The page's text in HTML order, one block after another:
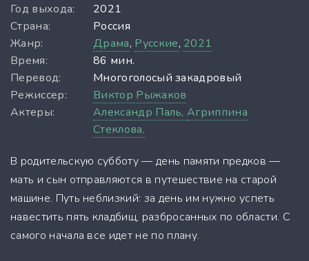
Год выхода:
2021
Страна:
Россия
Жанр:
Драма, Русские, 2021
Время:
86 мин.
Перевод:
Многоголосый закадровый
Режиссер:
Виктор Рыжаков
Актеры:
Александр Паль,Агриппина
Стеклова,
В родительскую субботу — день памяти предков —
мать и сын отправляются в путешествие на старой
машине. Путь неблизкий: за день им нужно успеть
навестить пять кладбищ, разбросанных по области. С
самого начала все идет не по плану.